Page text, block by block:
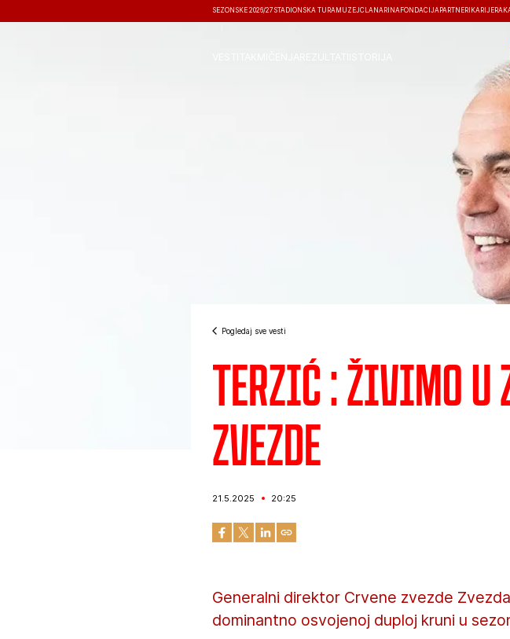
SEZONSKE 2026/27 STADIONSKA TURA MUZEJČLANARINA FONDACIJA PARTNERI KARIJERA
Pogledaj sve vesti
Terzić : Živimo
zvezde
21.5.2025 20:25
Generalni direktor Crvene zvezde
dominantno osvojenoj duploj kruni u